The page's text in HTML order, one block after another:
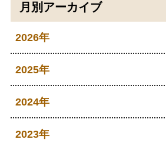
月別アーカイブ
2026年
2026年07月
2026年05月
2025年
2025年12月
2024年
2024年12月
2023年